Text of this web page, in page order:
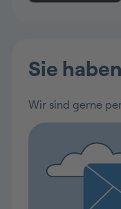
Sie
Wir sind gerne